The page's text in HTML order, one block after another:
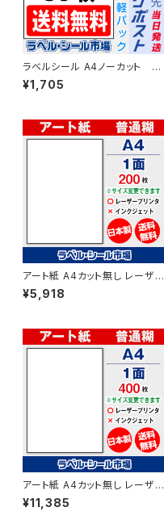
ラベルシール A4ノーカット レ
ーザープリンター専用アート
紙 50枚 クリックポスト版
¥1,705
アート紙 A4カット無し レーザー
プリンター用ラベルシール 200
枚 T1Y1B-2【日本製】
¥5,918
アート紙 A4カット無し レーザー
プリンター用ラベルシール 400
枚 T1Y1B-4【日本製】
¥11,385